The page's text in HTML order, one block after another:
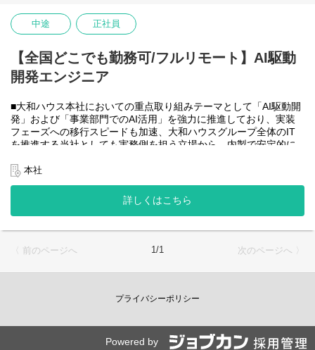
-AI-OCR/DX Suite
-MySQL など
・開発チーム(６名)
ループ会社に必要なRPA(UiPath)の導入・開発を一人一案件担当し
ていただきヒアリングからお任せします。
工期は短い物だと１カ月から長い物だと半年くらいの物が多いで
・運用保守チーム(２名)
大和ハウスグループ全体のIT・DXを推進する当社にて、自社やグ
ループ会社に導入したRPA(UiPath)の運用、保守、問い合わせ対応
使用ツール：
-AI-OCR
＜クライアントは大和ハウスグループ全体＞
名の
出資は大和ハウス本体になりますが、売上好調かつDX推進の優先
潤沢なリソースのもと、最上流から変革を進めていくことが可能
中途 正社員
【全国どこでも勤務可/フルリモート】AI駆動
開発エンジニア
■大和ハウス本社においての重点取り組みテーマとして「AI駆動開
発」および「事業部門でのAI活用」を強力に推進しており、実装
フェーズへの移行スピードも加速、大和ハウスグループ全体のIT
を推進する当社としても実務側を担う立場から、内製で安定的に
います。
なお、フルリモート勤務可能なので、勤務地は北海道から沖縄ま
で、日本全国どこからでも働いていただけます。
入社日以外の出社は年１～４回程度なので、入社後の勤務地は国
また、働く時間に制限もなく、月160時間の勤務で、午前５時～２
２時までの間であれば、自由な時間に働いていただけます。業務
を途中で中断したり、働く時間を調整できるので、家事、育児、
介護などとの両立も可能です。社員が仕事をしやすい環境を整え
・SPA（Single Page Application）を中心としたWebアプリケーシ
本社
詳しくはこちら
〈 前のページへ 1/1 次のページへ 〉
プライバシーポリシー
Powered by